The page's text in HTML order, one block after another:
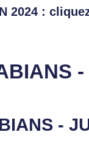
2024 :
-
-